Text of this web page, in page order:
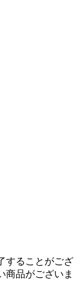
することがござ
商品がございま